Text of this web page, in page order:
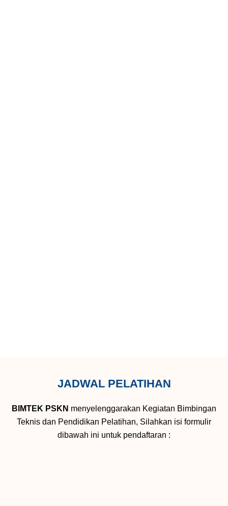
JADWAL PELATIHAN
BIMTEK PSKN menyelenggarakan Kegiatan Bimbingan
Teknis dan Pendidikan Pelatihan, Silahkan isi formulir
dibawah ini untuk pendaftaran :